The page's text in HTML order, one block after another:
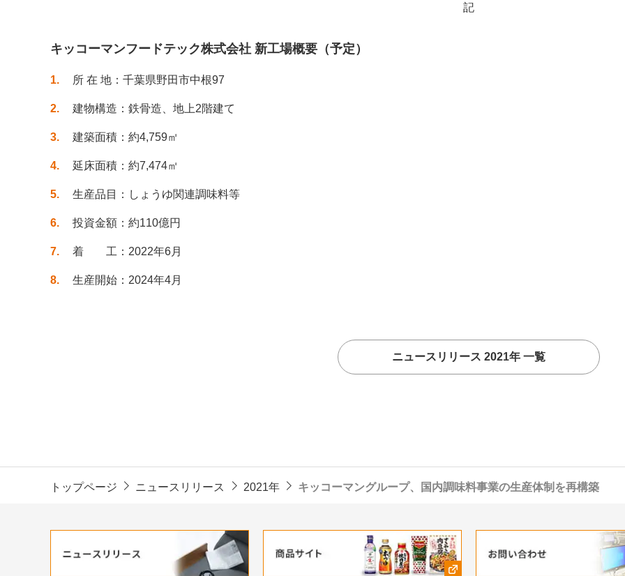
記
キッコーマンフードテック株式会社 新工場概要（予定）
1 所 在 地：千葉県野田市中根97
2 建物構造：鉄骨造、地上2階建て
3 建築面積：約4,759㎡
4 延床面積：約7,474㎡
5 生産品目：しょうゆ関連調味料等
6 投資金額：約110億円
7 着 工：2022年6月
8 生産開始：2024年4月
ニュースリリース 2021年 一覧
トップページ ニュースリリース 2021年 キッコーマングループ、国内調味料事業の生産体制を再構築